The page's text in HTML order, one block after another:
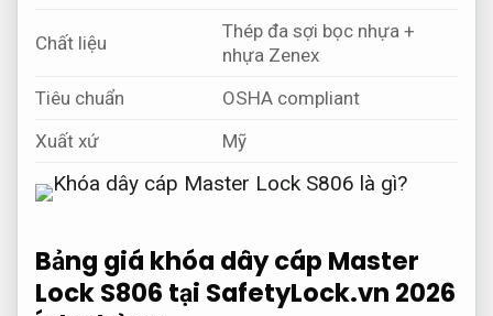
Chất liệu
Thép đa sợi bọc nhựa +
nhựa Zenex
Tiêu chuẩn
OSHA compliant
Xuất xứ
Mỹ
Bảng giá khóa dây cáp Master
Lock S806 tại SafetyLock.vn 2026